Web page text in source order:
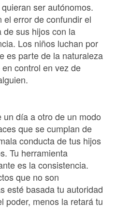
ser autónomos.
el error de confundir el
de sus hijos con la
Los niños luchan por
es parte de la naturaleza
control en vez de
día a otro de un modo
que se cumplan de
conducta de tus hijos
Tu herramienta
es la consistencia.
que no son
esté basada tu autoridad
poder, menos la retará tu